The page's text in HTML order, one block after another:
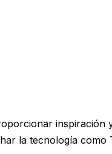
inspiración
la tecnología como